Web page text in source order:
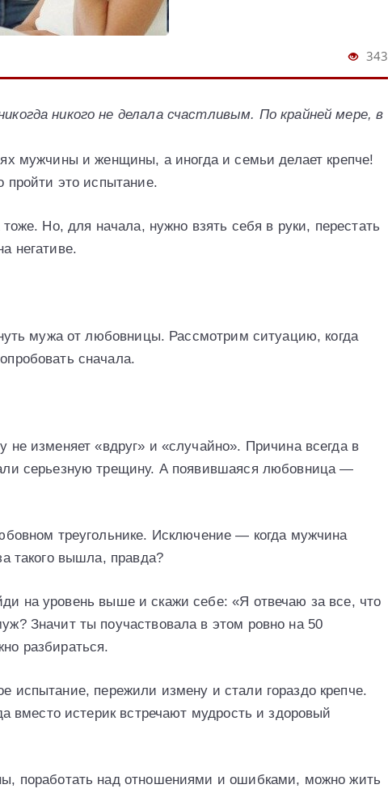
343
никого не делала счастливым. По крайней мере, в
мужчины и женщины, а иногда и семьи делает крепче!
пройти это испытание.
Но, для начала, нужно взять себя в руки, перестать
негативе.
мужа от любовницы. Рассмотрим ситуацию, когда
сначала.
не изменяет «вдруг» и «случайно». Причина всегда в
серьезную трещину. А появившаяся любовница —
треугольнике. Исключение — когда мужчина
такого вышла, правда?
на уровень выше и скажи себе: «Я отвечаю за все, что
Значит ты поучаствовала в этом ровно на 50
разбираться.
испытание, пережили измену и стали гораздо крепче.
вместо истерик встречают мудрость и здоровый
поработать над отношениями и ошибками, можно жить